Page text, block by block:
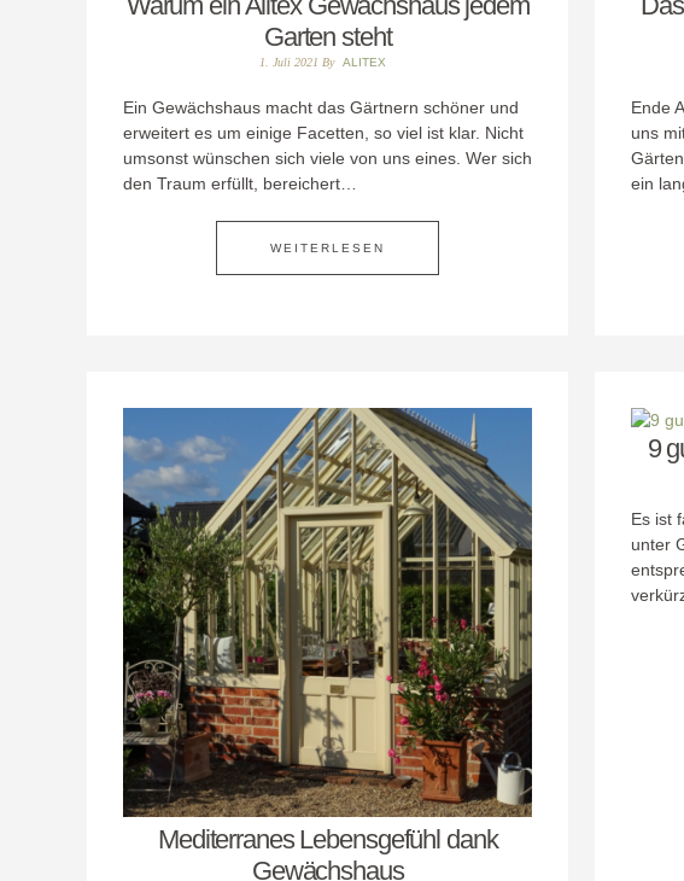
Garten steht
1. Juli 2021 By ALITEX
Ein Gewächshaus macht das Gärtnern schöner und
erweitert es um einige Facetten, so viel ist klar. Nicht
umsonst wünschen sich viele von uns eines. Wer sich
den Traum erfüllt, bereichert…
WEITERLESEN
Ende
uns
ein
Mediterranes Lebensgefühl dank
Gewächshaus
9
Es ist
unter